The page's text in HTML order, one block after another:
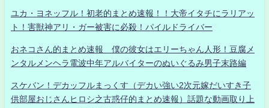
ユカ・ヨネッフル！初老的まとめ速報！！大帝イタチにラリアッ
ト！害獣神アリ・ガー被害に必殺！パイルドライバー
おネコさん的まとめ速報 僕の彼女はエリーちゃん人形！豆腐メ
ンタルメンヘラ電波中年アルバイターのぬいぐるみ男子末路編
スケバン！デカッフルまっくす（デカい強い2次元嫁だいすき子
供部屋おじさんヒロシ之古惑仔的まとめ速報）話題な動画取り上